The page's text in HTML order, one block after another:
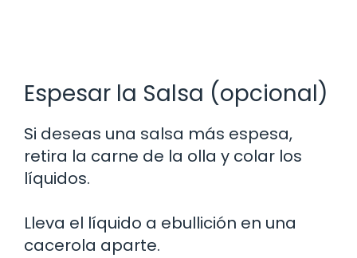
Espesar la Salsa (opcional)
Si deseas una salsa más espesa,
retira la carne de la olla y colar los
líquidos.
Lleva el líquido a ebullición en una
cacerola aparte.